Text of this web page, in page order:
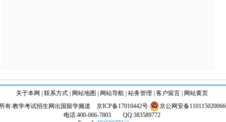
关于本网 | 联系方式 | 网站地图 | 网站导航 站务管理 | 客户留言 | 网站黄页
有:教学考试招生网出国留学频道 京ICP备17010442号
京公网安备
电话:400-066-7803 QQ:383589772